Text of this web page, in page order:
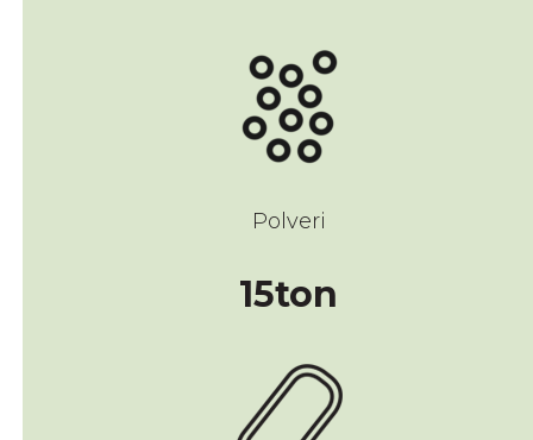
Polveri
1515
ton